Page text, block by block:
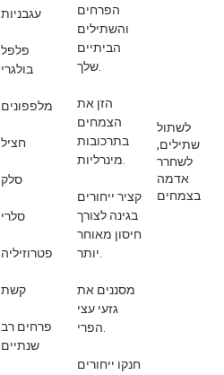
עגבניות
פלפל
בולגרי
מלפפונים
חציל
סלק
סלרי
פטרוזיליה
קשת
פרחים רב
שנתיים
הפרחים
והשתילים
הביתיים
הזן את
הצמחים
בתרכובות
קציר ייחורים
בגינה לצורך
חיסון מאוחר
מסננים את
גזעי עצי
חנקו ייחורים
לשתול
שתילים,
לשחרר
אדמה
בצמחים